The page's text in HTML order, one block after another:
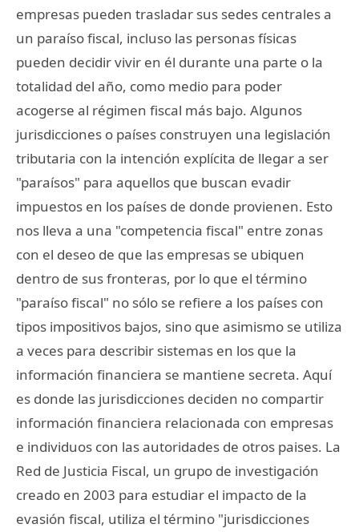
empresas pueden trasladar sus sedes centrales a
un paraíso fiscal, incluso las personas físicas
pueden decidir vivir en él durante una parte o la
totalidad del año, como medio para poder
acogerse al régimen fiscal más bajo. Algunos
jurisdicciones o países construyen una legislación
tributaria con la intención explícita de llegar a ser
"paraísos" para aquellos que buscan evadir
impuestos en los países de donde provienen. Esto
nos lleva a una "competencia fiscal" entre zonas
con el deseo de que las empresas se ubiquen
dentro de sus fronteras, por lo que el término
"paraíso fiscal" no sólo se refiere a los países con
tipos impositivos bajos, sino que asimismo se utiliza
a veces para describir sistemas en los que la
información financiera se mantiene secreta. Aquí
es donde las jurisdicciones deciden no compartir
información financiera relacionada con empresas
e individuos con las autoridades de otros paises. La
Red de Justicia Fiscal, un grupo de investigación
creado en 2003 para estudiar el impacto de la
evasión fiscal, utiliza el término "jurisdicciones